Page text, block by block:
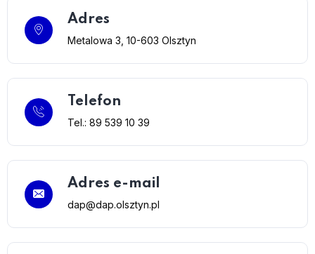
Adres
Metalowa 3, 10-603 Olsztyn
Telefon
Tel.: 89 539 10 39
Adres e-mail
dap@dap.olsztyn.pl